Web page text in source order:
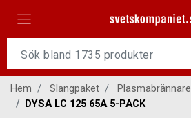
Slangpaket
Hem Slangpaket Plasmabrännare
DYSA LC 125 65A 5-PACK